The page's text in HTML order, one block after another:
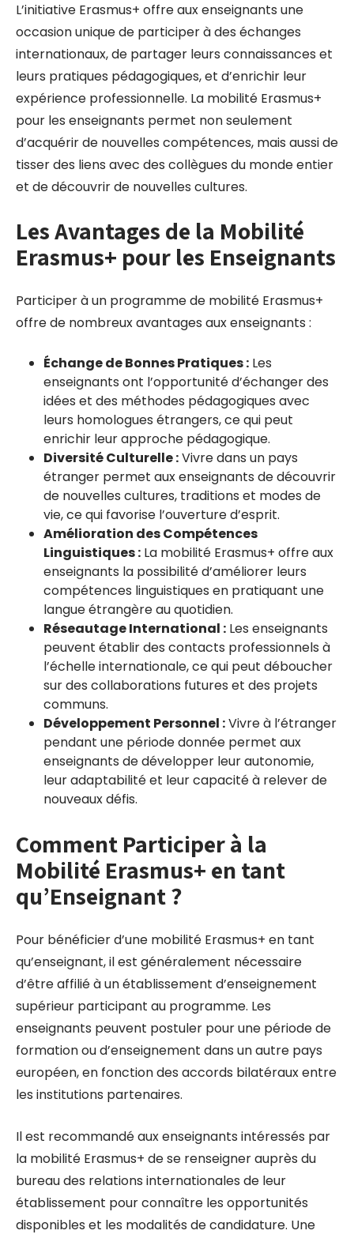
L’initiative Erasmus+ offre aux enseignants une
occasion unique de participer à des échanges
internationaux, de partager leurs connaissances et
leurs pratiques pédagogiques, et d’enrichir leur
expérience professionnelle. La mobilité Erasmus+
pour les enseignants permet non seulement
d’acquérir de nouvelles compétences, mais aussi de
tisser des liens avec des collègues du monde entier
et de découvrir de nouvelles cultures.
Les Avantages de la Mobilité
Erasmus+ pour les Enseignants
Participer à un programme de mobilité Erasmus+
offre de nombreux avantages aux enseignants :
Échange de Bonnes Pratiques : Les
enseignants ont l’opportunité d’échanger des
idées et des méthodes pédagogiques avec
leurs homologues étrangers, ce qui peut
enrichir leur approche pédagogique.
Diversité Culturelle :Vivre dans un pays
étranger permet aux enseignants de découvrir
de nouvelles cultures, traditions et modes de
vie, ce qui favorise l’ouverture d’esprit.
Amélioration des Compétences
Linguistiques : La mobilité Erasmus+ offre aux
enseignants la possibilité d’améliorer leurs
compétences linguistiques en pratiquant une
langue étrangère au quotidien.
Réseautage International : Les enseignants
peuvent établir des contacts professionnels à
l’échelle internationale, ce qui peut déboucher
sur des collaborations futures et des projets
communs.
Développement Personnel :Vivre à l’étranger
pendant une période donnée permet aux
enseignants de développer leur autonomie,
leur adaptabilité et leur capacité à relever de
nouveaux défis.
Comment Participer à la
Mobilité Erasmus+ en tant
qu’Enseignant ?
Pour bénéficier d’une mobilité Erasmus+ en tant
qu’enseignant, il est généralement nécessaire
d’être affilié à un établissement d’enseignement
supérieur participant au programme. Les
enseignants peuvent postuler pour une période de
formation ou d’enseignement dans un autre pays
européen, en fonction des accords bilatéraux entre
les institutions partenaires.
Il est recommandé aux enseignants intéressés par
la mobilité Erasmus+ de se renseigner auprès du
bureau des relations internationales de leur
établissement pour connaître les opportunités
disponibles et les modalités de candidature. Une